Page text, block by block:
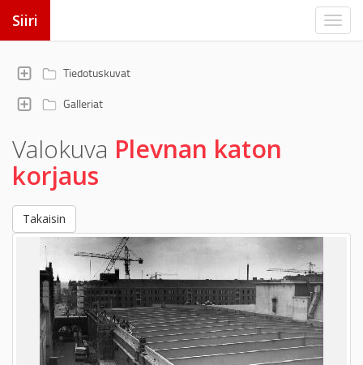
Siiri
Tiedotuskuvat
Galleriat
Valokuva Plevnan katon
korjaus
Takaisin